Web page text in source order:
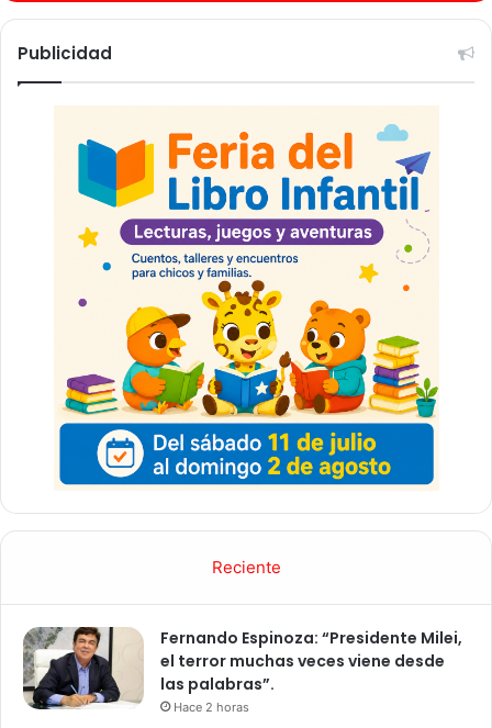
Publicidad
Reciente
Fernando Espinoza: “Presidente Milei,
el terror muchas veces viene desde
las palabras”.
Hace 2 horas